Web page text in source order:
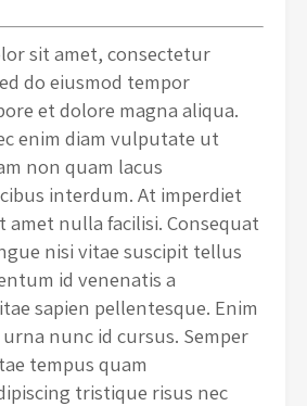
sit amet, consectetur
do eiusmod tempor
et dolore magna aliqua.
enim diam vulputate ut
non quam lacus
interdum. At imperdiet
amet nulla facilisi. Consequat
nisi vitae suscipit tellus
id venenatis a
sapien pellentesque. Enim
nunc id cursus. Semper
tempus quam
tristique risus nec